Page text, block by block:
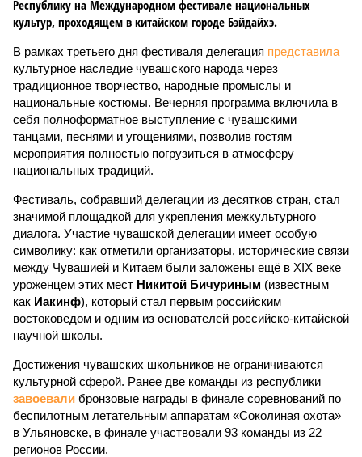
Республику на Международном фестивале национальных
культур, проходящем в китайском городе Бэйдайхэ.
В рамках третьего дня фестиваля делегация представила
культурное наследие чувашского народа через
традиционное творчество, народные промыслы и
национальные костюмы. Вечерняя программа включила в
себя полноформатное выступление с чувашскими
танцами, песнями и угощениями, позволив гостям
мероприятия полностью погрузиться в атмосферу
национальных традиций.
Фестиваль, собравший делегации из десятков стран, стал
значимой площадкой для укрепления межкультурного
диалога. Участие чувашской делегации имеет особую
символику: как отметили организаторы, исторические связи
между Чувашией и Китаем были заложены ещё в XIX веке
уроженцем этих мест Никитой Бичуриным (известным
как Иакинф), который стал первым российским
востоковедом и одним из основателей российско-китайской
научной школы.
Достижения чувашских школьников не ограничиваются
культурной сферой. Ранее две команды из республики
завоевали бронзовые награды в финале соревнований по
беспилотным летательным аппаратам «Соколиная охота»
в Ульяновске, в финале участвовали 93 команды из 22
регионов России.